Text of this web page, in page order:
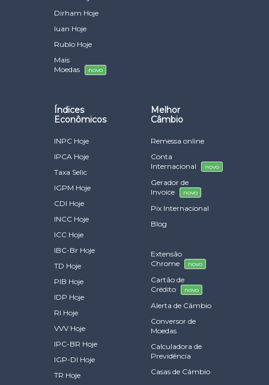
Dirham Hoje
Iuan Hoje
Rublo Hoje
Mais
Moedas
novo
Índices
Econômicos
INPC Hoje
IPCA Hoje
Taxa Selic
IGPM Hoje
CDI Hoje
INCC Hoje
ICC Hoje
IBC-Br Hoje
TD Hoje
PIB Hoje
IDP Hoje
RI Hoje
VVV Hoje
IPC-BR Hoje
IGP-DI Hoje
TR Hoje
Melhor
Câmbio
Remessa online
Conta
Internacional
novo
Gerador de
Invoice
novo
Pix Internacional
Blog
Extensão
Chrome
novo
Cartão de
Crédito
novo
Alerta de Câmbio
Conversor de
Moedas
Calculadora de
Previdência
Casas de Câmbio